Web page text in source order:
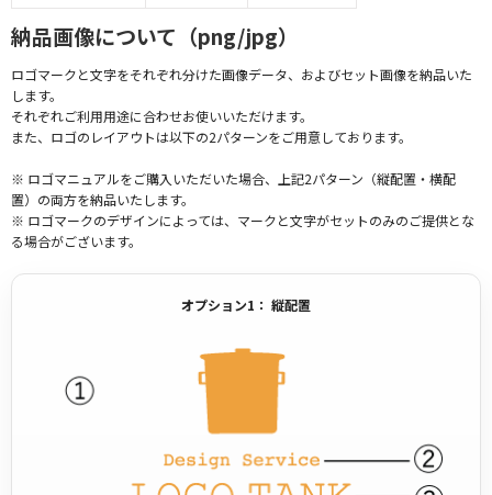
納品画像について（png/jpg）
ロゴマークと文字をそれぞれ分けた画像データ、およびセット画像を納品いた
します。
それぞれご利用用途に合わせお使いいただけます。
また、ロゴのレイアウトは以下の2パターンをご用意しております。
※ ロゴマニュアルをご購入いただいた場合、上記2パターン（縦配置・横配
置）の両方を納品いたします。
※ ロゴマークのデザインによっては、マークと文字がセットのみのご提供とな
る場合がございます。
オプション1： 縦配置